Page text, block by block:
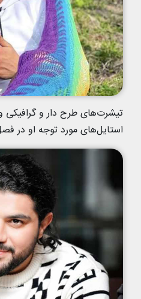
تیشرت‌های طرح دار و گرافیکی
استایل‌های مورد توجه او در